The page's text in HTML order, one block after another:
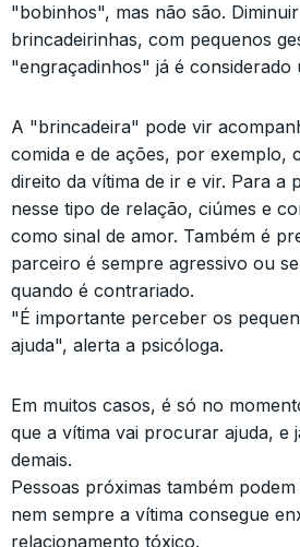
"bobinhos", mas não são.
brincadeirinhas, com pequenos
"engraçadinhos" já é considerado
A "brincadeira" pode vir
comida e de ações, por exemplo,
direito da vítima de ir e vir. Para a
nesse tipo de relação, ciúmes e
como sinal de amor. Também é
parceiro é sempre agressivo ou
quando é contrariado.
"É importante perceber os
ajuda", alerta a psicóloga.
Em muitos casos, é só no
que a vítima vai procurar ajuda, e
demais.
Pessoas próximas também
nem sempre a vítima consegue
relacionamento tóxico.